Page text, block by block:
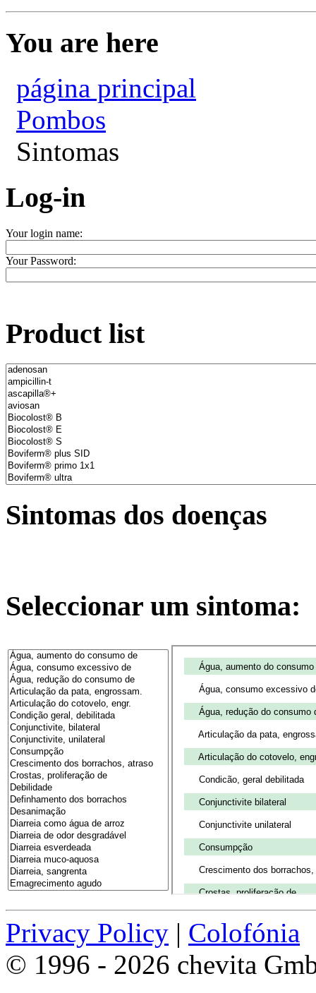
You are here
página principal
Pombos
Sintomas
Log-in
Your login name:
Your Password:
Product list
Sintomas dos doenças
Seleccionar um sintoma:
Privacy Policy | Colofónia
© 1996 - 2026 chevita